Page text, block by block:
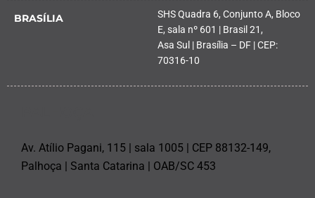
BRASÍLIA
SHS Quadra 6, Conjunto A, Bloco
E, sala nº 601 | Brasil 21,
Asa Sul | Brasília – DF | CEP:
70316-10
Av. Atílio Pagani, 115 | sala 1005 | CEP 88132-149,
Palhoça | Santa Catarina | OAB/SC 453